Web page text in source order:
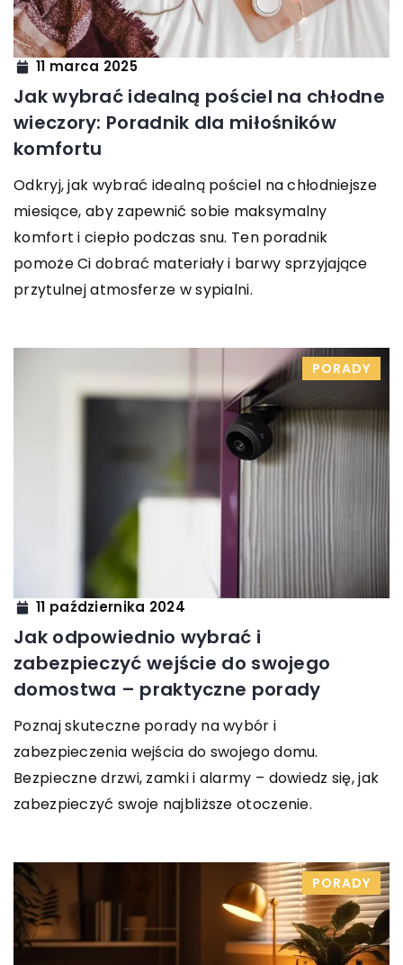
11 marca 2025
Jak wybrać idealną pościel na chłodne
wieczory: Poradnik dla miłośników
komfortu
Odkryj, jak wybrać idealną pościel na chłodniejsze
miesiące, aby zapewnić sobie maksymalny
komfort i ciepło podczas snu. Ten poradnik
pomoże Ci dobrać materiały i barwy sprzyjające
przytulnej atmosferze w sypialni.
PORADY
11 października 2024
Jak odpowiednio wybrać i
zabezpieczyć wejście do swojego
domostwa – praktyczne porady
Poznaj skuteczne porady na wybór i
zabezpieczenia wejścia do swojego domu.
Bezpieczne drzwi, zamki i alarmy – dowiedz się, jak
zabezpieczyć swoje najbliższe otoczenie.
PORADY